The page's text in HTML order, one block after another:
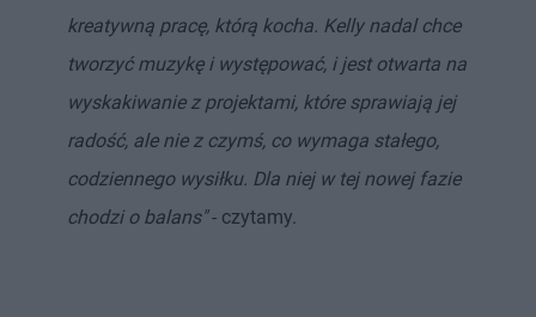
kreatywną pracę, którą kocha. Kelly nadal chce
tworzyć muzykę i występować, i jest otwarta na
wyskakiwanie z projektami, które sprawiają jej
radość, ale nie z czymś, co wymaga stałego,
codziennego wysiłku. Dla niej w tej nowej fazie
chodzi o balans"- czytamy.